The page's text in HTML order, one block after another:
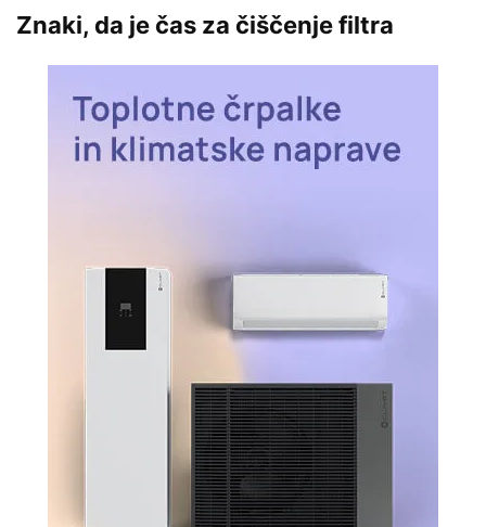
Znaki, da je čas za čiščenje filtra